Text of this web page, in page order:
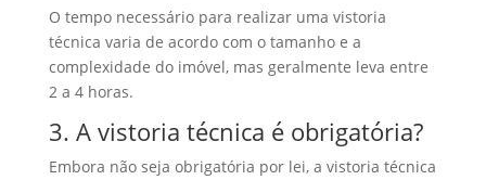
O tempo necessário para realizar uma vistoria
técnica varia de acordo com o tamanho e a
complexidade do imóvel, mas geralmente leva entre
2 a 4 horas.
3. A vistoria técnica é obrigatória?
Embora não seja obrigatória por lei, a vistoria técnica